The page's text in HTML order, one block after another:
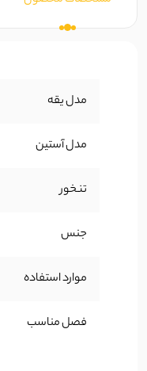
مدل یقه
مدل آستین
تنخور
جنس
موارد استفاده
فصل مناسب